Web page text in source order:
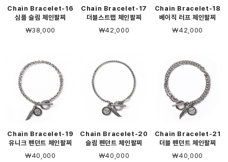
Chain Bracelet-16
심플 슬림 체인팔찌
￦38,000
Chain Bracelet-17
더블스트랩 체인팔찌
￦42,000
Chain Bracelet-18
베이직 러프 체인팔찌
￦42,000
Chain Bracelet-19
유니크 펜던트 체인팔찌
￦40,000
Chain Bracelet-20
슬림 펜던트 체인팔찌
￦40,000
Chain Bracelet-21
더블 펜던트 체인팔찌
￦40,000